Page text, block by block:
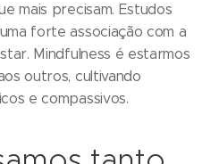
mais precisam. Estudos
forte associação com a
Mindfulness é estarmos
outros, cultivando
e compassivos.